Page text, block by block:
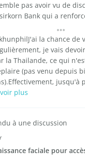
pas avoir vu de
Bank qui a
la chance de
je vais
la Thailande, ce qui
(pas venu depuis
jusqu'à
plus
à une discussion
faciale pour